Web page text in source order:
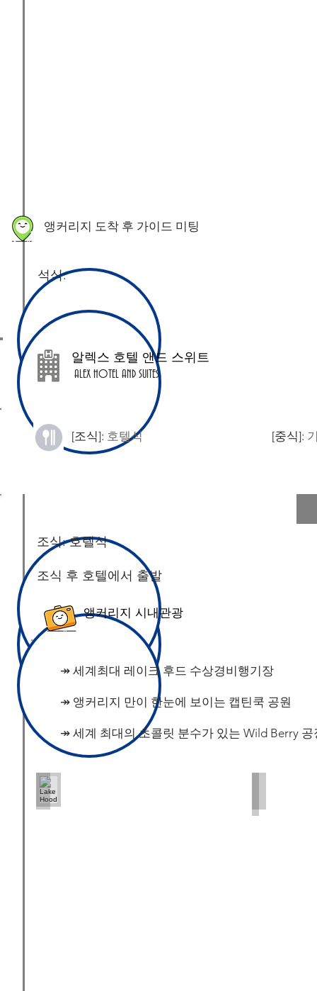
호텔 투숙 및 휴식
석식:
​앵커리지 도착 후 가이드 미팅
​알렉스 호텔 앤드 스위트
ALEX HOTEL AND SUITES
[조식]: 호텔식 [중식]:
조식: 호텔식 ​
​조식 후 호텔에서 출발
앵커리지 시내관광
↠ 세계최대 레이크 후드 수상경비행기장
↠ 앵커리지 만이 한눈에 보이는 캡틴쿡 공원
​↠ 세계 최대의 초콜릿 분수가 있는 Wild Berry 공
Lake Hood
PC:
Kanbaatar
Kanbaatar